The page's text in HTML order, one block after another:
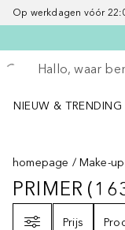
Op werkdagen vóór
Ga terug
Zoekopdracht uitvoeren
NIEUW & TRENDING
homepage Make-up
PRIMER
PRIMER (
Prijs